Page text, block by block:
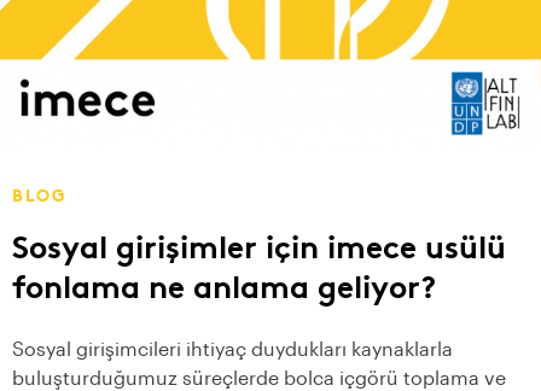
BLOG
Sosyal girişimler için imece usülü
fonlama ne anlama geliyor?
Sosyal girişimcileri ihtiyaç duydukları kaynaklarla
buluşturduğumuz süreçlerde bolca içgörü toplama ve